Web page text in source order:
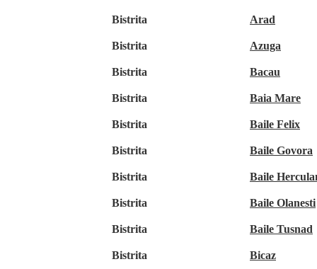
Bistrita Arad
Bistrita Azuga
Bistrita Bacau
Bistrita Baia Mare
Bistrita Baile Felix
Bistrita Baile Govora
Bistrita Baile
Bistrita Baile Olanesti
Bistrita Baile Tusnad
Bistrita Bicaz